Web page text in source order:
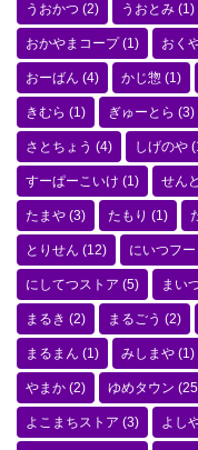
うおかつ (2) うおとみ (1)
おかやまコープ(1) おく
おーばん (4) かじ惣 (1)
きむら (1) ぎゅーとら (3)
さとちょう (4) しげのや
すーぱーこいけ (1) せん
たまや (3) たもり (1)
とりせん (12) にいつフ
にしてつストア (5) まい
まるき (2) まるごう (2)
まるまん (1) みしまや (1)
やまか (2) ゆめタウン
よこまちストア (3) よし